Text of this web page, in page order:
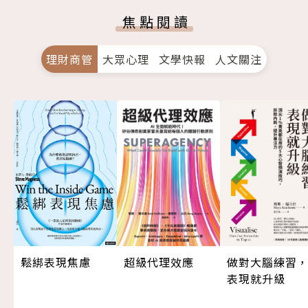
焦點閱讀
理財商管 大眾心理 文學快報 人文關注
鬆綁表現焦慮 超級代理效應
做對大腦練習，
表現就升級